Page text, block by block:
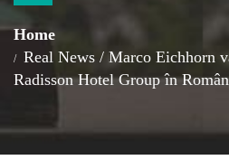
Home
Real News / Marco Eichhorn
Radisson Hotel Group în